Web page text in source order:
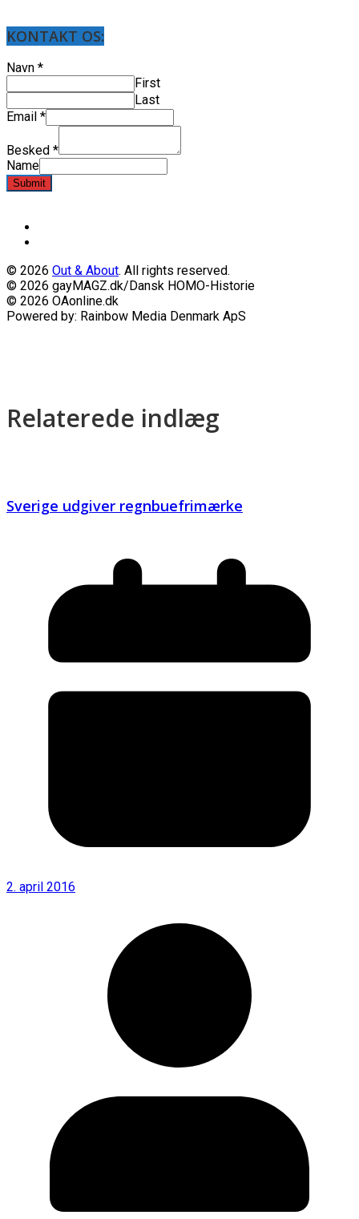
KONTAKT OS:
Navn *
First
Last
Email *
Besked *
Name
Submit
© 2026 Out & About. All rights reserved.
© 2026 gayMAGZ.dk/Dansk HOMO-Historie
© 2026 OAonline.dk
Powered by: Rainbow Media Denmark ApS
Relaterede indlæg
Sverige udgiver regnbuefrimærke
2. april 2016